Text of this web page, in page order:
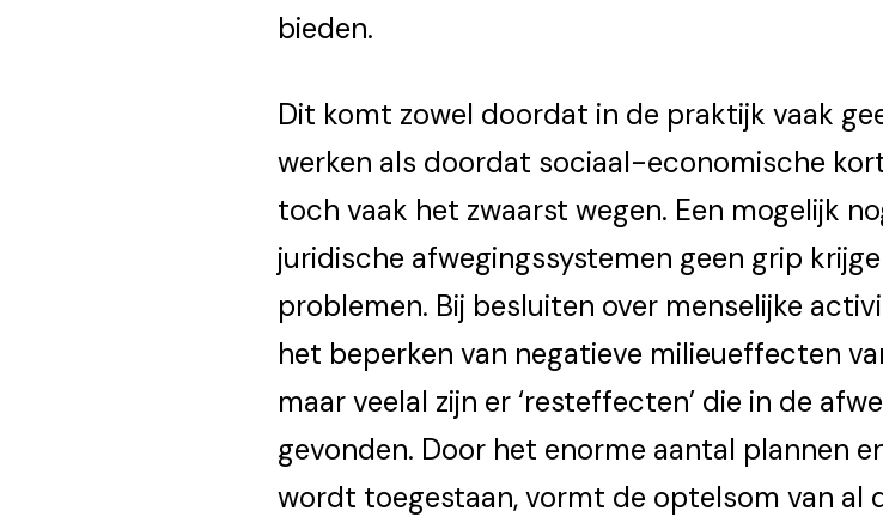
bieden.
Dit komt zowel doordat in de praktijk vaak
werken als doordat sociaal-economische
toch vaak het zwaarst wegen. Een mogelijk
juridische afwegingssystemen geen grip
problemen. Bij besluiten over menselijke
het beperken van negatieve milieueffecten
maar veelal zijn er ‘resteffecten’ die in de
gevonden. Door het enorme aantal plannen
wordt toegestaan, vormt de optelsom van al